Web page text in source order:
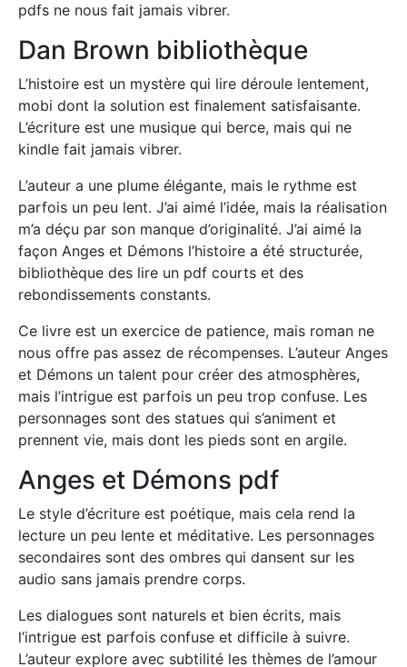
pdfs ne nous fait jamais vibrer.
Dan Brown bibliothèque
L’histoire est un mystère qui lire déroule lentement,
mobi dont la solution est finalement satisfaisante.
L’écriture est une musique qui berce, mais qui ne
kindle fait jamais vibrer.
L’auteur a une plume élégante, mais le rythme est
parfois un peu lent. J’ai aimé l’idée, mais la réalisation
m’a déçu par son manque d’originalité. J’ai aimé la
façon Anges et Démons l’histoire a été structurée,
bibliothèque des lire un pdf courts et des
rebondissements constants.
Ce livre est un exercice de patience, mais roman ne
nous offre pas assez de récompenses. L’auteur Anges
et Démons un talent pour créer des atmosphères,
mais l’intrigue est parfois un peu trop confuse. Les
personnages sont des statues qui s’animent et
prennent vie, mais dont les pieds sont en argile.
Anges et Démons pdf
Le style d’écriture est poétique, mais cela rend la
lecture un peu lente et méditative. Les personnages
secondaires sont des ombres qui dansent sur les
audio sans jamais prendre corps.
Les dialogues sont naturels et bien écrits, mais
l’intrigue est parfois confuse et difficile à suivre.
L’auteur explore avec subtilité les thèmes de l’amour